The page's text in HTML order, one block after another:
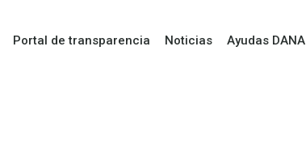
Portal de transparencia Noticias Ayudas DANA